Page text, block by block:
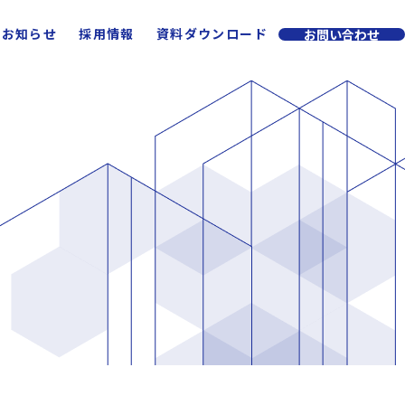
お知らせ 採用情報 資料ダウンロード お問い合わせ